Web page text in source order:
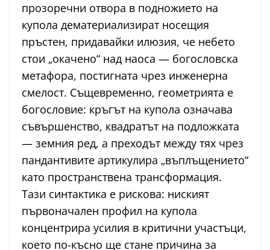
прозоречни отвора в подножието на
купола дематериализират носещия
пръстен, придавайки илюзия, че небето
стои „окачено“ над наоса — богословска
метафора, постигната чрез инженерна
смелост. Същевременно, геометрията е
богословие: кръгът на купола означава
съвършенство, квадратът на подложката
— земния ред, а преходът между тях чрез
пандантивите артикулира „въплъщението“
като пространствена трансформация.
Тази синтактика е рискова: ниският
първоначален профил на купола
концентрира усилия в критични участъци,
което по-късно ще стане причина за